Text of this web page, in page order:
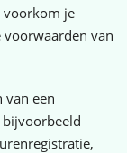
voorkom je
voorwaarden van
van een